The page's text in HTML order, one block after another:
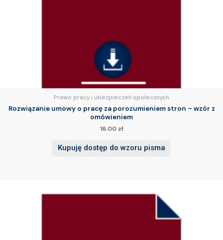
Prawo pracy i ubezpieczeń społecznych
Rozwiązanie umowy o pracę za porozumieniem stron – wzór z
omówieniem
16.00 zł
Kupuję dostęp do wzoru pisma